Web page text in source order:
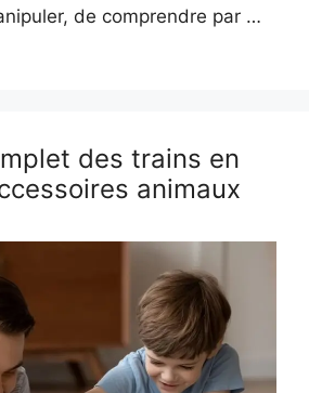
de comprendre par …
des trains en
animaux